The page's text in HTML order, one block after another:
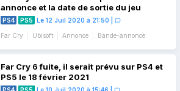
annonce et la date de sortie du jeu
PS4 PS5 Le 12 Juil 2020 à 21:50
Far Cry Ubisoft Annonce Bande-annonce
Far Cry 6 fuite, il serait prévu sur PS4 et
PS5 le 18 février 2021
PS4 PS5 Le 10 Juil 2020 à 15:46